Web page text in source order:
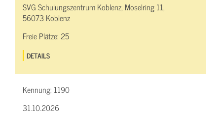
SVG Schulungszentrum Koblenz, Moselring 11,
56073 Koblenz
Freie Plätze:25
DETAILS
Kennung: 1190
31.10.2026